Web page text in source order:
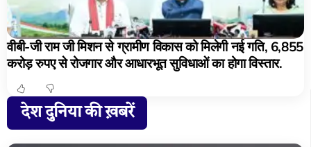
वीबी-जी राम जी मिशन से ग्रामीण विकास को मिलेगी नई गति, 6,855
करोड़ रुपए से रोजगार और आधारभूत सुविधाओं का होगा विस्तार.
देश दुनिया की ख़बरें